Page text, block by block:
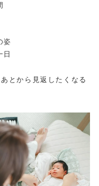
姿
日
とから見返したくなる